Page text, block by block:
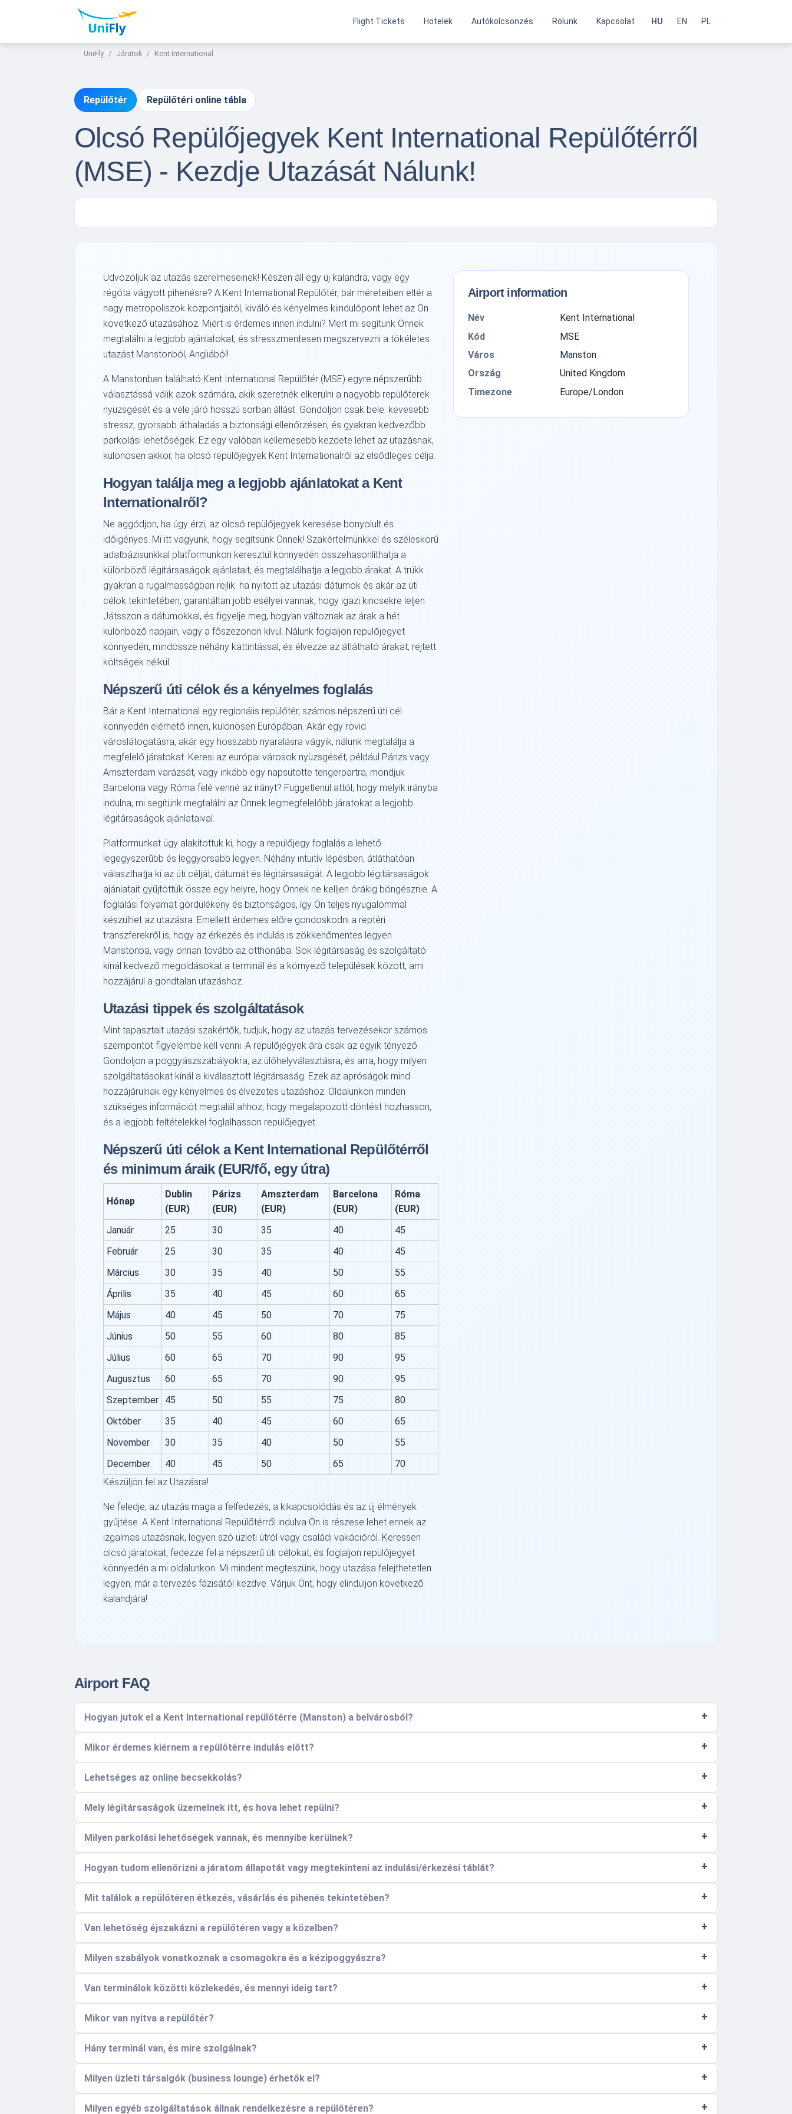
Flight Tickets Hotelek Autókölcsönzés Rólunk Kapcsolat HU EN PL
UniFly Járatok Kent International
Repülőtér Repülőtéri online tábla
Olcsó Repülőjegyek Kent International Repülőtérről
(MSE) - Kezdje Utazását Nálunk!
Üdvözöljük az utazás szerelmeseinek! Készen áll egy új kalandra, vagy egy
régóta vágyott pihenésre? A Kent International Repülőtér, bár méreteiben eltér a
nagy metropoliszok központjaitól, kiváló és kényelmes kiindulópont lehet az Ön
következő utazásához. Miért is érdemes innen indulni? Mert mi segítünk Önnek
megtalálni a legjobb ajánlatokat, és stresszmentesen megszervezni a tökéletes
utazást Manstonból, Angliából!
A Manstonban található Kent International Repülőtér (MSE) egyre népszerűbb
választássá válik azok számára, akik szeretnék elkerülni a nagyobb repülőterek
nyüzsgését és a vele járó hosszú sorban állást. Gondoljon csak bele: kevesebb
stressz, gyorsabb áthaladás a biztonsági ellenőrzésen, és gyakran kedvezőbb
parkolási lehetőségek. Ez egy valóban kellemesebb kezdete lehet az utazásnak,
különösen akkor, ha olcsó repülőjegyek Kent Internationalről az elsődleges célja.
Hogyan találja meg a legjobb ajánlatokat a Kent
Internationalről?
Ne aggódjon, ha úgy érzi, az olcsó repülőjegyek keresése bonyolult és
időigényes. Mi itt vagyunk, hogy segítsünk Önnek! Szakértelmünkkel és széleskörű
adatbázisunkkal platformunkon keresztül könnyedén összehasonlíthatja a
különböző légitársaságok ajánlatait, és megtalálhatja a legjobb árakat. A trükk
gyakran a rugalmasságban rejlik: ha nyitott az utazási dátumok és akár az úti
célok tekintetében, garantáltan jobb esélyei vannak, hogy igazi kincsekre leljen.
Játsszon a dátumokkal, és figyelje meg, hogyan változnak az árak a hét
különböző napjain, vagy a főszezonon kívül. Nálunk foglaljon repülőjegyet
könnyedén, mindössze néhány kattintással, és élvezze az átlátható árakat, rejtett
költségek nélkül.
Népszerű úti célok és a kényelmes foglalás
Bár a Kent International egy regionális repülőtér, számos népszerű úti cél
könnyedén elérhető innen, különösen Európában. Akár egy rövid
városlátogatásra, akár egy hosszabb nyaralásra vágyik, nálunk megtalálja a
megfelelő járatokat. Keresi az európai városok nyüzsgését, például Párizs vagy
Amszterdam varázsát, vagy inkább egy napsütötte tengerpartra, mondjuk
Barcelona vagy Róma felé venné az irányt? Függetlenül attól, hogy melyik irányba
indulna, mi segítünk megtalálni az Önnek legmegfelelőbb járatokat a legjobb
légitársaságok ajánlataival.
Platformunkat úgy alakítottuk ki, hogy a repülőjegy foglalás a lehető
legegyszerűbb és leggyorsabb legyen. Néhány intuitív lépésben, átláthatóan
választhatja ki az úti célját, dátumát és légitársaságát. A legjobb légitársaságok
ajánlatait gyűjtöttük össze egy helyre, hogy Önnek ne kelljen órákig böngésznie. A
foglalási folyamat gördülékeny és biztonságos, így Ön teljes nyugalommal
készülhet az utazásra. Emellett érdemes előre gondoskodni a reptéri
transzferekről is, hogy az érkezés és indulás is zökkenőmentes legyen
Manstonba, vagy onnan tovább az otthonába. Sok légitársaság és szolgáltató
kínál kedvező megoldásokat a terminál és a környező települések között, ami
hozzájárul a gondtalan utazáshoz.
Utazási tippek és szolgáltatások
Mint tapasztalt utazási szakértők, tudjuk, hogy az utazás tervezésekor számos
szempontot figyelembe kell venni. A repülőjegyek ára csak az egyik tényező.
Gondoljon a poggyászszabályokra, az ülőhelyválasztásra, és arra, hogy milyen
szolgáltatásokat kínál a kiválasztott légitársaság. Ezek az apróságok mind
hozzájárulnak egy kényelmes és élvezetes utazáshoz. Oldalunkon minden
szükséges információt megtalál ahhoz, hogy megalapozott döntést hozhasson,
és a legjobb feltételekkel foglalhasson repülőjegyet.
Népszerű úti célok a Kent International Repülőtérről
és minimum áraik (EUR/fő, egy útra)
Hónap
Dublin
(EUR)
Párizs
(EUR)
Amszterdam
(EUR)
Barcelona
(EUR)
Róma
(EUR)
Január
25 30 35 40
45
Február
25 30 35 40
45
Március
30 35 40 50
55
Április
35 40 45 60
65
Május
40 45 50 70
75
Június
50 55 60 80
85
Július
60 65 70 90
95
Augusztus
60 65 70 90
95
Szeptember
45 50 55 75
80
Október
35 40 45 60
65
November
30 35 40 50
55
December
40 45 50 65
70
Készüljön fel az Utazásra!
Ne feledje, az utazás maga a felfedezés, a kikapcsolódás és az új élmények
gyűjtése. A Kent International Repülőtérről indulva Ön is részese lehet ennek az
izgalmas utazásnak, legyen szó üzleti útról vagy családi vakációról. Keressen
olcsó járatokat, fedezze fel a népszerű úti célokat, és foglaljon repülőjegyet
könnyedén a mi oldalunkon. Mi mindent megteszünk, hogy utazása felejthetetlen
legyen, már a tervezés fázisától kezdve. Várjuk Önt, hogy elinduljon következő
kalandjára!
Airport information
Név
Kent International
Kód
MSE
Város
Manston
Ország
United Kingdom
Timezone
Europe/London
Airport FAQ
Hogyan jutok el a Kent International repülőtérre (Manston) a belvárosból?
Mikor érdemes kiérnem a repülőtérre indulás előtt?
Lehetséges az online becsekkolás?
Mely légitársaságok üzemelnek itt, és hova lehet repülni?
Milyen parkolási lehetőségek vannak, és mennyibe kerülnek?
Hogyan tudom ellenőrizni a járatom állapotát vagy megtekinteni az indulási/érkezési táblát?
Mit találok a repülőtéren étkezés, vásárlás és pihenés tekintetében?
Van lehetőség éjszakázni a repülőtéren vagy a közelben?
Milyen szabályok vonatkoznak a csomagokra és a kézipoggyászra?
Van terminálok közötti közlekedés, és mennyi ideig tart?
Mikor van nyitva a repülőtér?
Hány terminál van, és mire szolgálnak?
Milyen üzleti társalgók (business lounge) érhetők el?
Milyen egyéb szolgáltatások állnak rendelkezésre a repülőtéren?